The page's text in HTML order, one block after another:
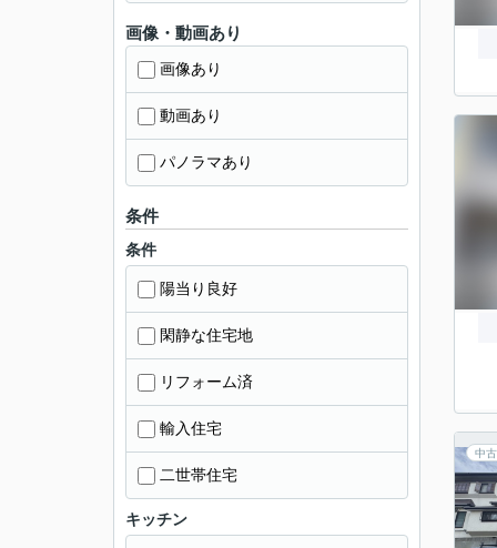
中
画像・動画あり
画像あり
動画あり
パノラマあり
条件
条件
陽当り良好
閑静な住宅地
リフォーム済
輸入住宅
二世帯住宅
キッチン